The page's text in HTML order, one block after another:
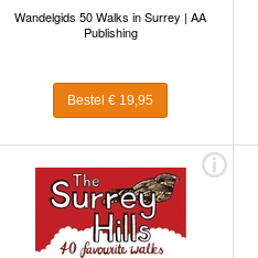
Wandelgids 50 Walks in Surrey | AA
Publishing
Bestel € 19,95